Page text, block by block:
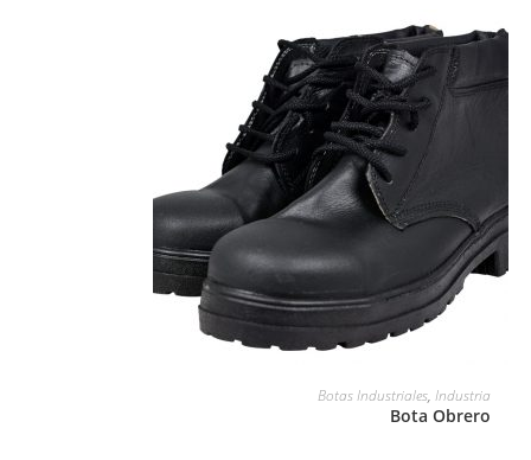
Botas Industriales,Industria
Bota Obrero